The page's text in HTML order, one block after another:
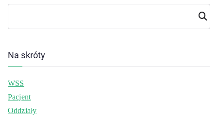
Szuka
j
Na skróty
WSS
Pacjent
Oddziały